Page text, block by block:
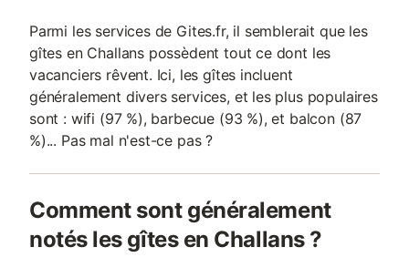
Parmi les services de Gites.fr, il semblerait que les
gîtes en Challans possèdent tout ce dont les
vacanciers rêvent. Ici, les gîtes incluent
généralement divers services, et les plus populaires
sont : wifi (97 %), barbecue (93 %), et balcon (87
%)... Pas mal n'est-ce pas ?
Comment sont généralement
notés les gîtes en Challans ?